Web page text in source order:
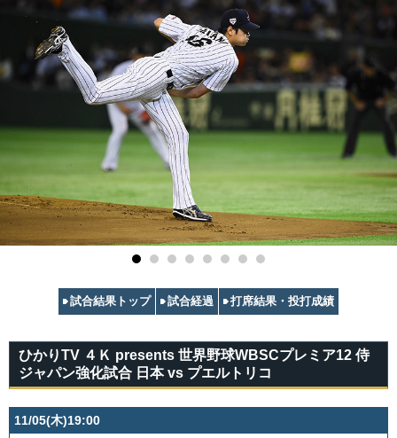
試合結果トップ 試合経過 打席結果・投打成績
ひかりTV ４Ｋ presents 世界野球WBSCプレミア12 侍
ジャパン強化試合 日本 vs プエルトリコ
11/05(木)19:00